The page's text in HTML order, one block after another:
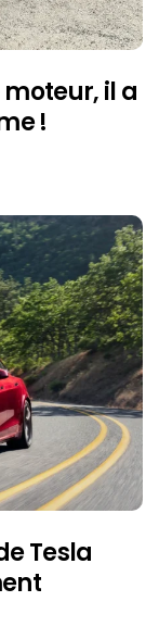
il a
!
Tesla